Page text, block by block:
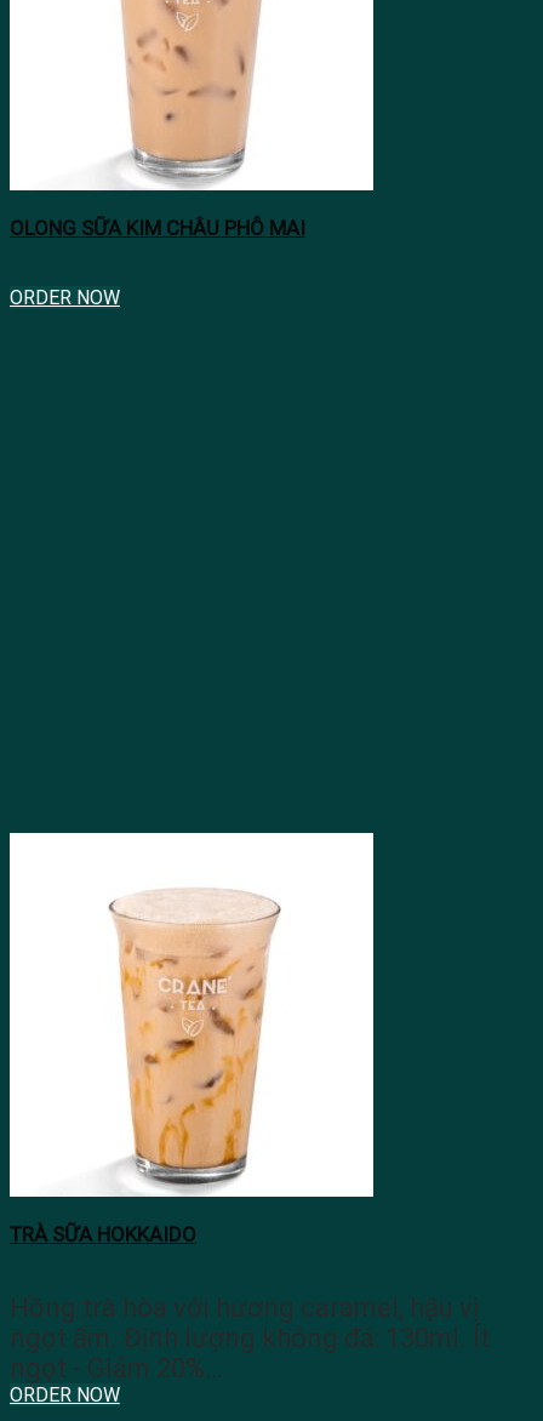
OLONG SỮA KIM CHÂU PHÔ MAI
ORDER NOW
TRÀ SỮA HOKKAIDO
Hồng trà hòa với hương caramel, hậu vị
ngọt ấm. Định lượng không đá: 130ml. Ít
ngọt - Giảm 20%…
ORDER NOW